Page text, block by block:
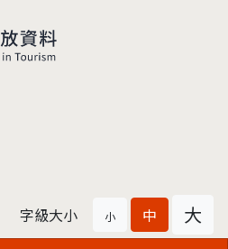
字級大小 小 中 大